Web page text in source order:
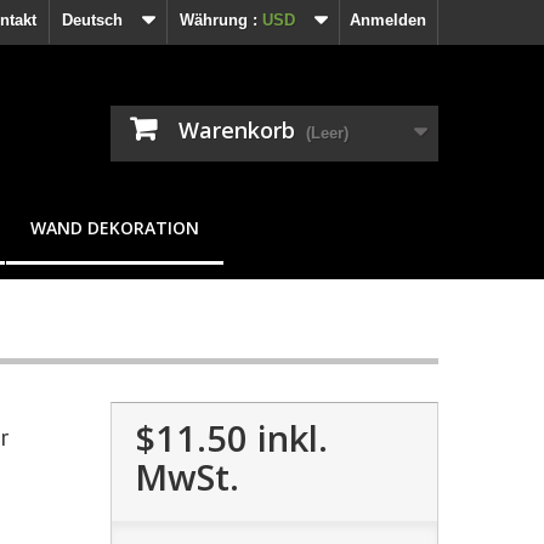
Anmelden
Währung : USD
Deutsch
Warenkorb (Leer)
WAND DEKORATION
$11.50 inkl.
MwSt.